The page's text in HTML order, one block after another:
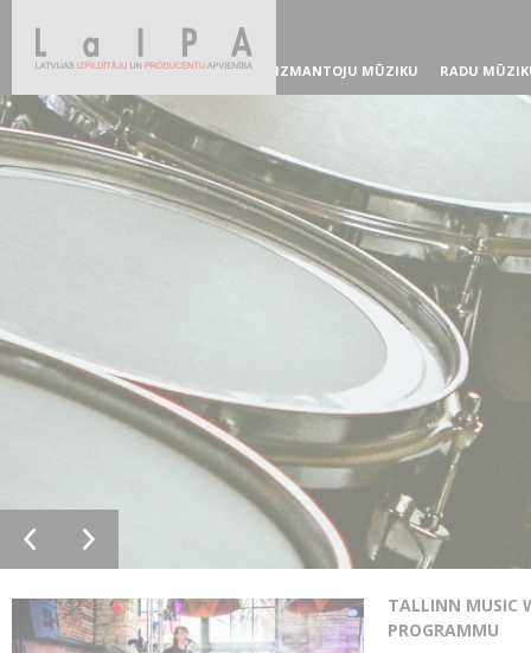
IZMANTOJU MŪZIKU RADU
TALLINN MUSIC
PROGRAMMU